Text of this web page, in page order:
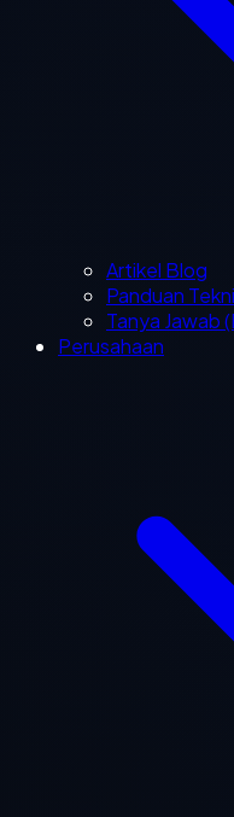
Artikel Blog
Panduan
Tanya Jawab
Perusahaan